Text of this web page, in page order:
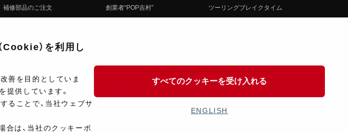
補修部品のご注文
製品に関する重要なお知らせ
ポイントについて
ショップ情報
製品マニュアル検索
創業者“POP吉村” ツーリングブレイクタイム
Cookie）を利用し
善を目的としていま
提供しています。
ることで、当社ウェブサ
合は、当社のクッキーポ
すべてのクッキーを受け入れる
ENGLISH